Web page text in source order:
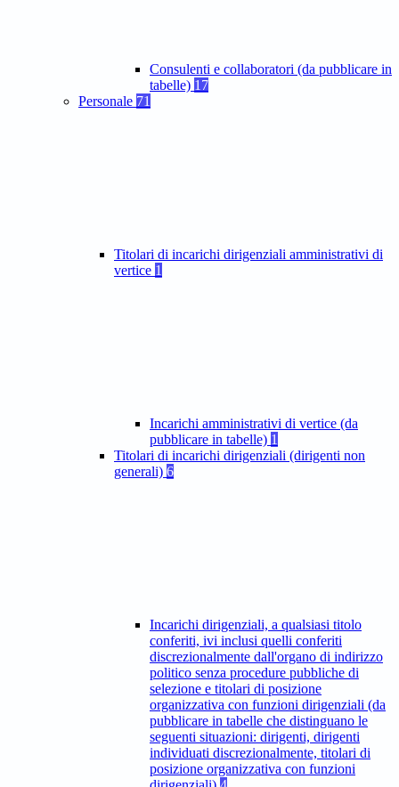
Consulenti e collaboratori (da pubblicare in
tabelle) 17
Personale 71
Titolari di incarichi dirigenziali amministrativi di
vertice 1
Incarichi amministrativi di vertice (da
pubblicare in tabelle) 1
Titolari di incarichi dirigenziali (dirigenti non
generali) 6
Incarichi dirigenziali, a qualsiasi titolo
conferiti, ivi inclusi quelli conferiti
discrezionalmente dall'organo di indirizzo
politico senza procedure pubbliche di
selezione e titolari di posizione
organizzativa con funzioni dirigenziali (da
pubblicare in tabelle che distinguano le
seguenti situazioni: dirigenti, dirigenti
individuati discrezionalmente, titolari di
posizione organizzativa con funzioni